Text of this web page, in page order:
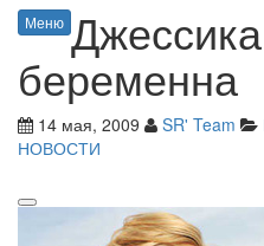
Меню
беременна
14 мая, 2009 SR' Team
НОВОСТИ